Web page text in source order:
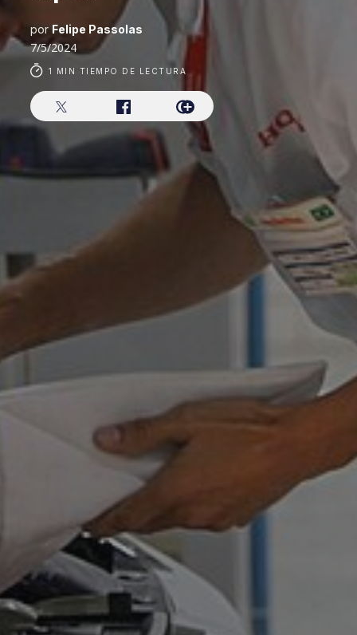
por Felipe Passolas
7/5/2024
1 MIN TIEMPO DE LECTURA